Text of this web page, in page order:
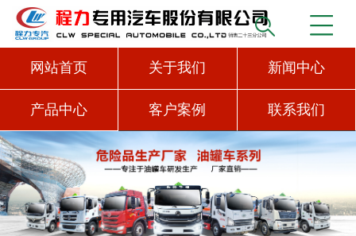
网站首页 关于我们 新闻中心
产品中心 客户案例 联系我们